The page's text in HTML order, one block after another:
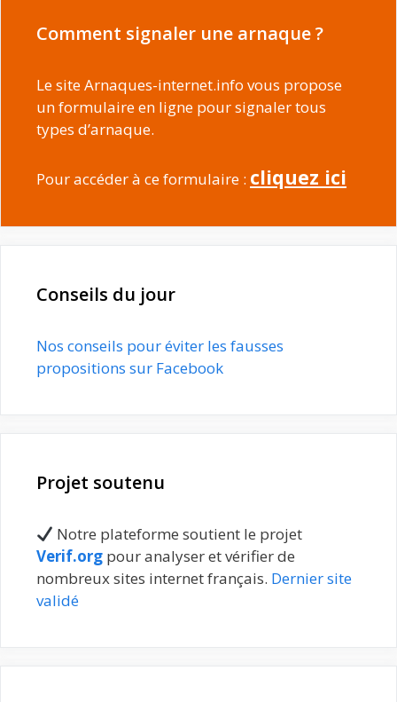
Comment signaler une arnaque ?
Le site Arnaques-internet.info vous propose
un formulaire en ligne pour signaler tous
types d’arnaque.
Pour accéder à ce formulaire : cliquez ici
Conseils du jour
Nos conseils pour éviter les fausses
propositions sur Facebook
Projet soutenu
Notre plateforme soutient le projet
Verif.org pour analyser et vérifier de
nombreux sites internet français. Dernier site
validé